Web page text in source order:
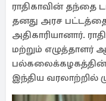
ராதிகாவின் தந்தை
தனது அரச
அதிகாரியானார்.
மற்றும் எழுத்தாளர்
பல்கலைக்கழகத்தின்
இந்திய வரலாற்றில்